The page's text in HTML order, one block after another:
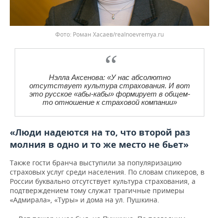
Роман Хасаев/realnoevremya.ru
Нэлла Аксенова: «У нас абсолютно
отсутствует культура страхования. И вот
это русское «абы-кабы» формирует в общем-
то отношение к страховой компании»
«Люди надеются на то, что второй раз
молния в одно и то же место не бьет»
Также гости бранча выступили за популяризацию
страховых услуг среди населения. По словам спикеров, в
России буквально отсутствует культура страхования, а
подтверждением тому служат трагичные примеры
«Адмирала», «Туры» и дома на ул. Пушкина.